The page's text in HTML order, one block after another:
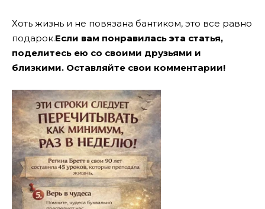
Хоть жизнь и не повязана бантиком, это все равно
подарок.Если вам понравилась эта статья,
поделитесь ею со своими друзьями и
близкими. Оставляйте свои комментарии!